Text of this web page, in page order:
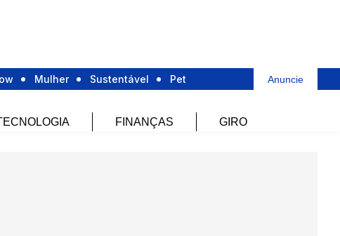
Mulher Sustentável Pet Anuncie
FINANÇAS GIRO